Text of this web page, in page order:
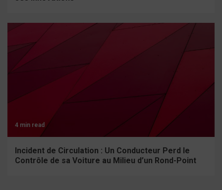
4 min read
Incident de Circulation : Un Conducteur Perd le
Contrôle de sa Voiture au Milieu d’un Rond-Point